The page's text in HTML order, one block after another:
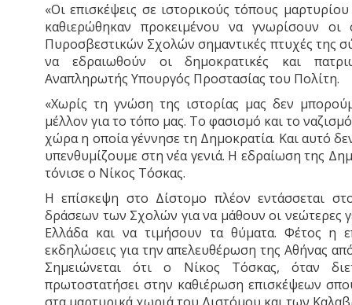
«Οι επισκέψεις σε ιστορικούς τόπους
καθιερώθηκαν προκειμένου να γνωρίσουν
Πυροσβεστικών Σχολών σημαντικές πτυχές της
να εδραιωθούν οι δημοκρατικές και
Αναπληρωτής Υπουργός Προστασίας του Πολίτη.
«Χωρίς τη γνώση της ιστορίας μας δεν
μέλλον για το τόπο μας. Το φασισμό και το
χώρα η οποία γέννησε τη Δημοκρατία. Και αυτό
υπενθυμίζουμε στη νέα γενιά. Η εδραίωση της
τόνισε ο Νίκος Τόσκας.
Η επίσκεψη στο Δίστομο πλέον εντάσσεται
δράσεων των Σχολών για να μάθουν οι νεώτερες
Ελλάδα και να τιμήσουν τα θύματα. Φέτος η
εκδηλώσεις για την απελευθέρωση της Αθήνας
Σημειώνεται ότι ο Νίκος Τόσκας, όταν
πρωτοστατήσει στην καθιέρωση επισκέψεων